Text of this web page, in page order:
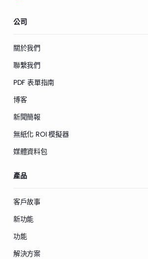
公司
關於我們
聯繫我們
PDF 表單指南
博客
新聞簡報
無紙化 ROI 模擬器
媒體資料包
產品
客戶故事
新功能
功能
解決方案